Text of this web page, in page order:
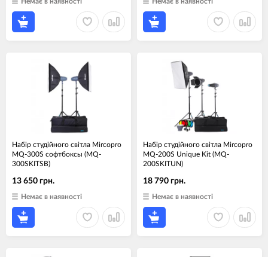
Набір студійного світла Mircopro
MQ-300S софтбоксы (MQ-
300SKITSB)
13 650 грн.
Немає в наявності
Набір студійного світла Mircopro
MQ-200S Unique Kit (MQ-
200SKITUN)
18 790 грн.
Немає в наявності